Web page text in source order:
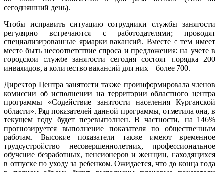
сегодняшний день).
Чтобы исправить ситуацию сотрудники службы занятости
регулярно встречаются с работодателями; проводят
специализированные ярмарки вакансий. Вместе с тем имеет
место быть несоответствие спроса и предложения: на учете в
городской службе занятости сегодня состоят порядка 200
инвалидов, а количество вакансий для них – более 700.
Директор Центра занятости также проинформировала членов
комиссии об исполнении на территории областного центра
программы «Содействие занятости населения Курганской
области». Ряд показателей данной программы, отметила она, в
текущем году будет перевыполнен. В частности, на 146%
прогнозируется выполнение показателя по общественным
работам. Высокие показатели также имеют временное
трудоустройство несовершеннолетних, профессиональное
обучение безработных, пенсионеров и женщин, находящихся
в отпуске по уходу за ребенком. Ожидается, что до конца года